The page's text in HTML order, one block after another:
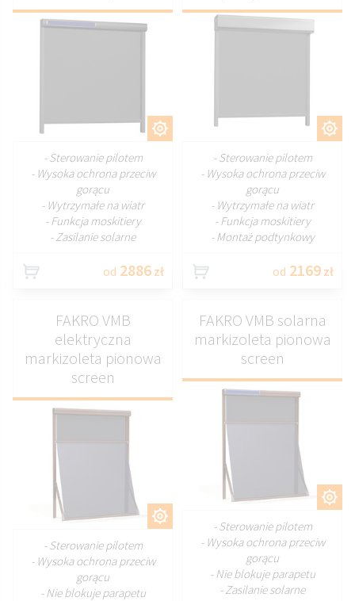
- Sterowanie pilotem
- Wysoka ochrona przeciw
gorącu
- Wytrzymałe na wiatr
- Funkcja moskitiery
- Zasilanie solarne
od 2886 zł
DOSTOSUJ
- Sterowanie pilotem
- Wysoka ochrona przeciw
gorącu
- Wytrzymałe na wiatr
- Funkcja moskitiery
- Montaż podtynkowy
od 2169 zł
DOSTOSUJ
FAKRO VMB
elektryczna
markizoleta pionowa
screen
- Sterowanie pilotem
- Wysoka ochrona przeciw
gorącu
- Nie blokuje parapetu
DOSTOSUJ
FAKRO VMB solarna
markizoleta pionowa
screen
- Sterowanie pilotem
- Wysoka ochrona przeciw
gorącu
- Nie blokuje parapetu
- Zasilanie solarne